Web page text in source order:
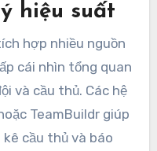
hiệu suất
hợp nhiều nguồn
cái nhìn tổng quan
và cầu thủ. Các hệ
TeamBuildr giúp
cầu thủ và báo